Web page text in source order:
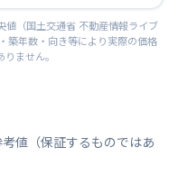
値（国土交通省 不動産情報ライブ
築年数・向き等により実際の価格
ません。
値（保証するものではあ